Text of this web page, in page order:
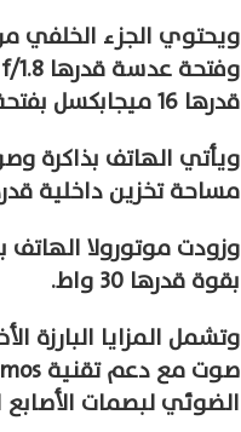
قدرها 16 ميجابكسل بفتحة عدسة قدرها f/2.45.
مساحة تخزين داخلية قدرها 128
بقوة قدرها 30 واط.
الضوئي لبصمات الأصابع